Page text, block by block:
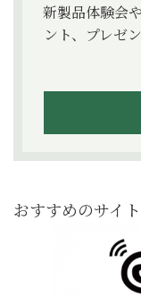
新製品体験会
ント、プレゼ
おすすめのサイト